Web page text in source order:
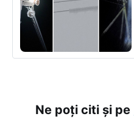
Ne poți citi și pe